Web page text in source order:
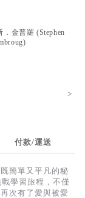
．金普羅 (Stephen
)
>
付款/運送
簡單又平凡的秘
學習旅程，不僅
次有了愛與被愛